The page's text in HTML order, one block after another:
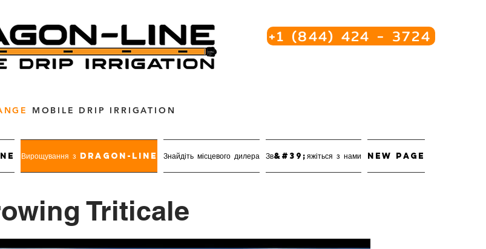
+1 (844) 424 - 3724
MOBILE DRIP IRRIGATION
Вирощування з Dragon-Line Знайдіть місцевого дилера Зв&#39;яжіться з нами New Page
Triticale